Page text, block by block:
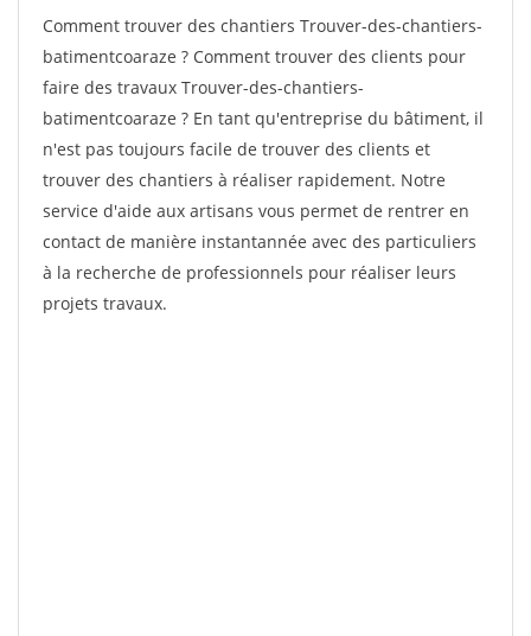
Comment trouver des chantiers Trouver-des-chantiers-
batimentcoaraze ? Comment trouver des clients pour
faire des travaux Trouver-des-chantiers-
batimentcoaraze ? En tant qu'entreprise du bâtiment, il
n'est pas toujours facile de trouver des clients et
trouver des chantiers à réaliser rapidement. Notre
service d'aide aux artisans vous permet de rentrer en
contact de manière instantannée avec des particuliers
à la recherche de professionnels pour réaliser leurs
projets travaux.